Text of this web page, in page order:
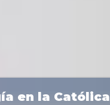
en la Católica